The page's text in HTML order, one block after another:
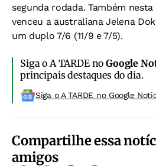
segunda rodada. Também
venceu a australiana Jelena
um duplo 7/6 (11/9 e 7/5).
Siga o A TARDE noGoogle
principais destaques do dia.
Siga o A TARDE no Google
Compartilhe essa
amigos